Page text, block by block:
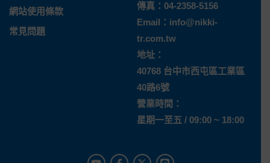
網站使用條款
常見問題
傳真：04-2358-5156
Email： info@nikki-
tr.com.tw
地址：
40768 台中市西屯區工業區
40路6號
營業時間：
星期一至五 / 09:00 ~ 18:00